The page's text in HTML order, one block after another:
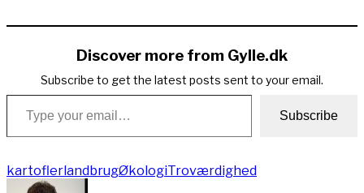
Link
Discover more from Gylle.dk
Subscribe to get the latest posts sent to your email.
Type your email…
Subscribe
kartofler landbrugØkologiTroværdighed